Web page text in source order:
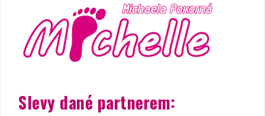
Slevy dané partnerem: